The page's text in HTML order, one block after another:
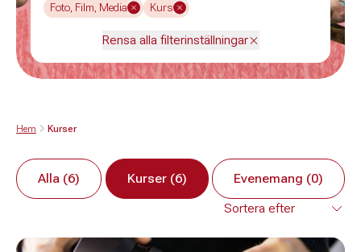
Foto, Film, Media Kurs
Rensa alla filterinställningar
Hem Kurser
Alla (6) Kurser (6) Evenemang (0)